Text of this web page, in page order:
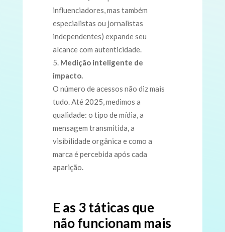
influenciadores, mas também
especialistas ou jornalistas
independentes) expande seu
alcance com autenticidade.
Medição inteligente de
impacto.
O número de acessos não diz mais
tudo. Até 2025, medimos a
qualidade: o tipo de mídia, a
mensagem transmitida, a
visibilidade orgânica e como a
marca é percebida após cada
aparição.
E as 3 táticas que
não funcionam mais